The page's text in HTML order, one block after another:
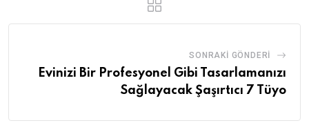
SONRAKI GÖNDERI
Evinizi Bir Profesyonel Gibi Tasarlamanızı
Sağlayacak Şaşırtıcı 7 Tüyo